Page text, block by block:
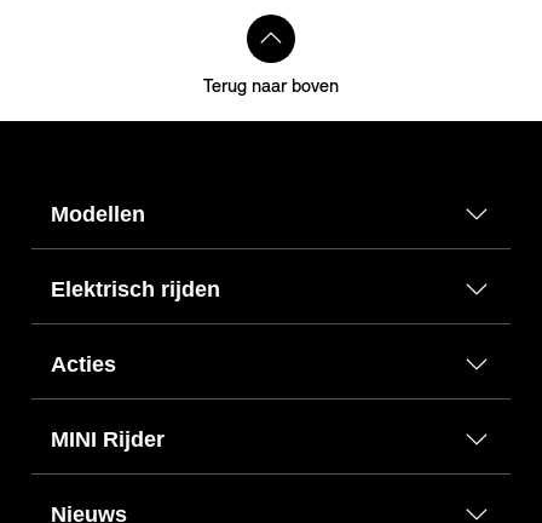
Terug naar boven
Modellen
Elektrisch rijden
Acties
MINI Rijder
Nieuws